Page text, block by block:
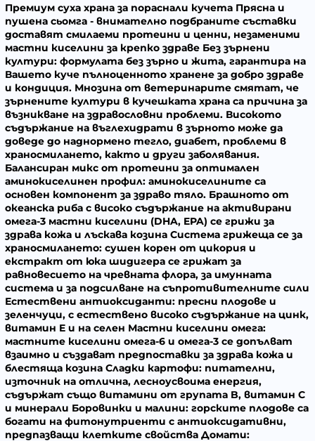
Премиум суха храна за пораснали кучета Прясна и
пушена сьомга - внимателно подбраните съставки
доставят смилаеми протеини и ценни, незаменими
мастни киселини за крепко здраве Без зърнени
култури: формулата без зърно и жита, гарантира на
Вашето куче пълноценното хранене за добро здраве
и кондиция. Мнозина от ветеринарите смятат, че
зърнените култури в кучешката храна са причина за
възникване на здравословни проблеми. Високото
съдържание на въглехидрати в зърното може да
доведе до наднормено тегло, диабет, проблеми в
храносмилането, както и други заболявания.
Балансиран микс от протеини за оптимален
аминокиселинен профил: аминокиселините са
основен компонент за здраво тяло. Брашното от
океанска риба с високо съдържание на активирани
омега-3 мастни киселини (DHA, EPA) се грижи за
здрава кожа и лъскава козина Система грижеща се за
храносмилането: сушен корен от цикория и
екстракт от юка шидигера се грижат за
равновесието на чревната флора, за имунната
система и за подсилване на съпротивителните сили
Естествени антиоксиданти: пресни плодове и
зеленчуци, с естествено високо съдържание на цинк,
витамин E и на селен Мастни киселини омега:
мастните киселини омега-6 и омега-3 се допълват
взаимно и създават предпоставки за здрава кожа и
блестяща козина Сладки картофи: питателни,
източник на отлична, лесноусвоима енергия,
съдържат също витамини от групата B, витамин C
и минерали Боровинки и малини: горските плодове са
богати на фитонутриенти с антиоксидативни,
предпазващи клетките свойства Домати: